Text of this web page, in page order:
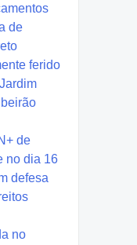
de
ferido
de
no dia 16
defesa
no